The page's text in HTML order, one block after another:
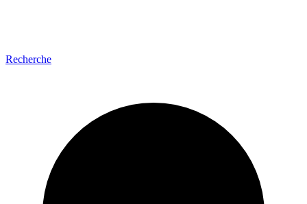
Recherche